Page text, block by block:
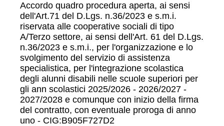
Accordo quadro procedura aperta, ai sensi
dell'Art.71 del D.Lgs. n.36/2023 e s.m.i.
riservata alle cooperative sociali di tipo
A/Terzo settore, ai sensi dell'Art. 61 del D.Lgs.
n.36/2023 e s.m.i., per l'organizzazione e lo
svolgimento del servizio di assistenza
specialistica, per l'integrazione scolastica
degli alunni disabili nelle scuole superiori per
gli ann scolastici 2025/2026 - 2026/2027 -
2027/2028 e comunque con inizio della firma
del contratto, con eventuale proroga di anno
uno - CIG:B905F727D2